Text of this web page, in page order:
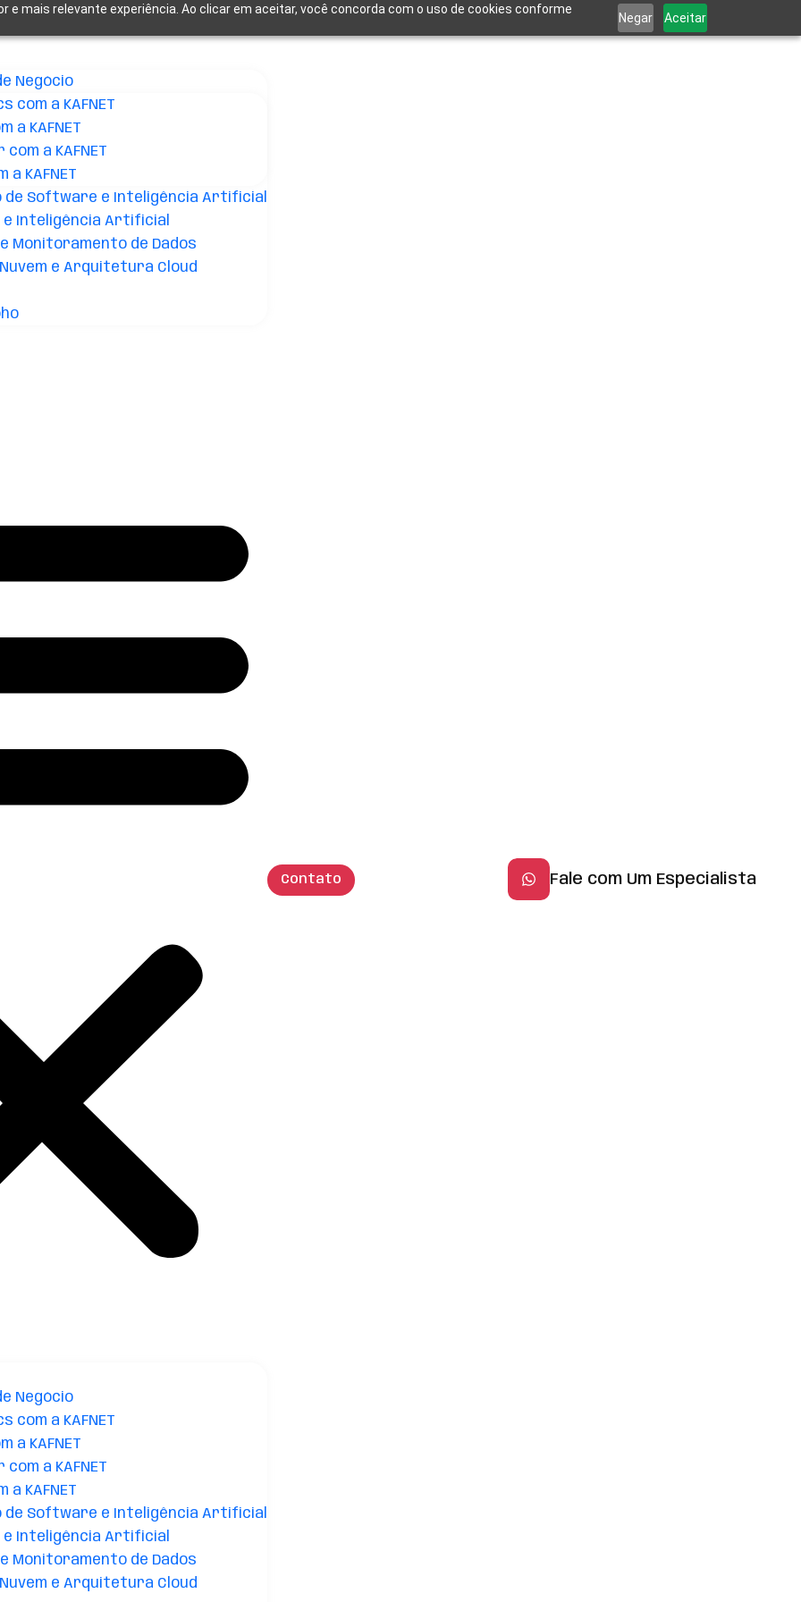
e mais relevante experiência. Ao clicar em aceitar, você concorda com o uso de cookies conforme
Negar Aceitar
Negócio
com a KAFNET
a KAFNET
a KAFNET
a KAFNET
de Software e Inteligência Artificial
e Inteligência Artificial
Monitoramento de Dados
e Arquitetura Cloud
Negócio
com a KAFNET
a KAFNET
a KAFNET
a KAFNET
de Software e Inteligência Artificial
e Inteligência Artificial
Monitoramento de Dados
e Arquitetura Cloud
Contato Fale com Um Especialista